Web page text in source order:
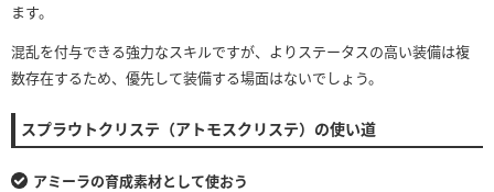
ます。
混乱を付与できる強力なスキルですが、よりステータスの高い装備は複
数存在するため、優先して装備する場面はないでしょう。
スプラウトクリステ（アトモスクリステ）の使い道
アミーラの育成素材として使おう